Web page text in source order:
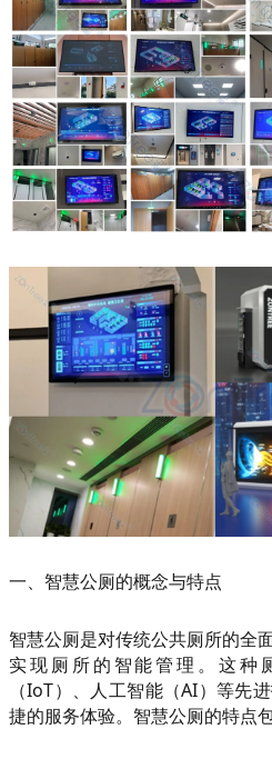
一、智慧公厕的概念与特点
智慧公厕是对传统公共厕所的全
实现厕所的智能管理。这种
（IoT）、人工智能（AI）等先
捷的服务体验。智慧公厕的特点